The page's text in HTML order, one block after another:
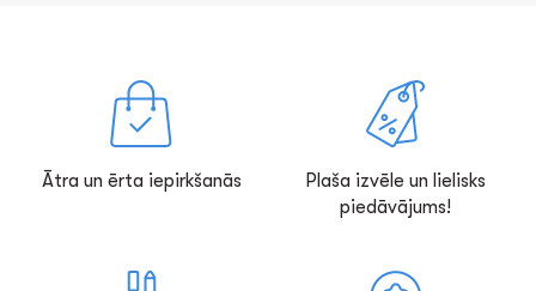
Ātra un ērta iepirkšanās
Plaša izvēle un lielisks
piedāvājums!